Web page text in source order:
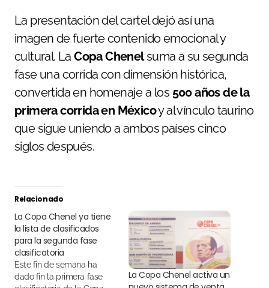
La presentación del cartel dejó así una
imagen de fuerte contenido emocional y
cultural. LaCopa Chenelsuma a su segunda
fase una corrida con dimensión histórica,
convertida en homenaje a los 500 años de la
primera corrida en Méxicoy al vínculo taurino
que sigue uniendo a ambos países cinco
siglos después.
Relacionado
La Copa Chenel ya tiene
la lista de clasificados
para la segunda fase
clasificatoria
Este fin de semana ha
dado fin la primera fase
La Copa Chenel activa un